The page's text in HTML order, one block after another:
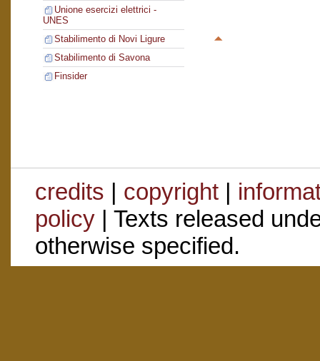
Unione esercizi elettrici -
UNES
Stabilimento di Novi Ligure
Stabilimento di Savona
Finsider
credits | copyright|
policy| Texts released
otherwise specified.